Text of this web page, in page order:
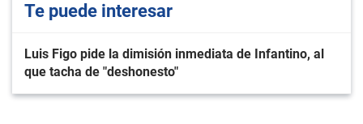
Te puede interesar
Luis Figo pide la dimisión inmediata de Infantino, al
que tacha de "deshonesto"